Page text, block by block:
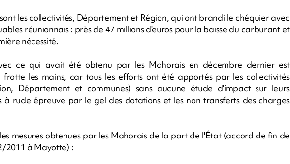
les collectivités, Département et Région, qui ont brandi le chéquier avec
réunionnais : près de 47 millions d'euros pour la baisse du carburant et
nécessité.
ce qui avait été obtenu par les Mahorais en décembre dernier est
les mains, car tous les efforts ont été apportés par les collectivités
Département et communes) sans aucune étude d'impact sur leurs
à rude épreuve par le gel des dotations et les non transferts des charges
mesures obtenues par les Mahorais de la part de l'État (accord de fin de
2011 à Mayotte) :